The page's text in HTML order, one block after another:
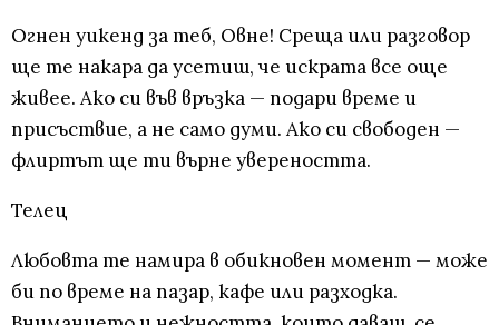
Огнен уикенд за теб, Овне! Среща или разговор
ще те накара да усетиш, че искрата все още
живее. Ако си във връзка — подари време и
присъствие, а не само думи. Ако си свободен —
флиртът ще ти върне увереността.
Телец
Любовта те намира в обикновен момент — може
би по време на пазар, кафе или разходка.